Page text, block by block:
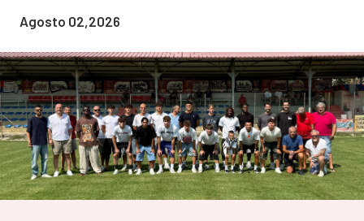
Agosto 02,2026